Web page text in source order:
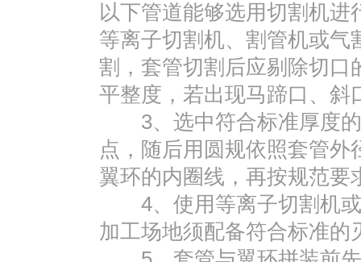
以下管道能够选用切割机
等离子切割机、割管机或气
割，套管切割后应剔除切口
平整度，若出现马蹄口、斜
3、选中符合标准厚度的
点，随后用圆规依照套管
翼环的内圈线，再按规范要
4、使用等离子切割机或
加工场地须配备符合标准的